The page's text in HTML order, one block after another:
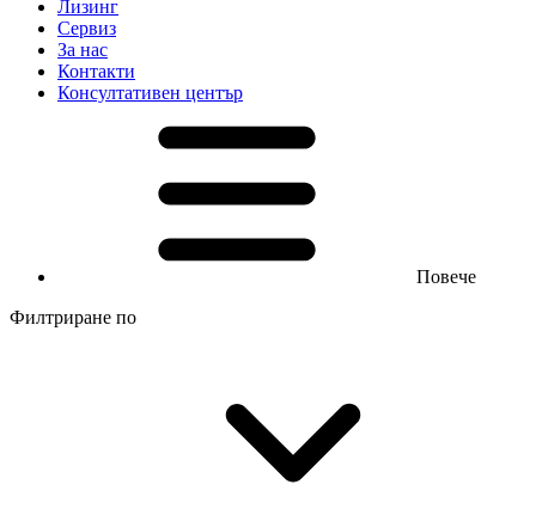
Лизинг
Сервиз
За нас
Контакти
Консултативен център
Повече
Филтриране по